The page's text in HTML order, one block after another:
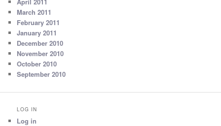
March 2011
February 2011
January 2011
December 2010
November 2010
October 2010
September 2010
LOG IN
Log in